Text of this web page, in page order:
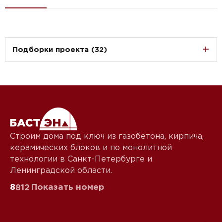
Подборки проекта (32)
Строим дома под ключ из газобетона, кирпича,
керамических блоков и по монолитной
технологии в Санкт-Петербурге и
Ленинградской области.
8812 Показать номер